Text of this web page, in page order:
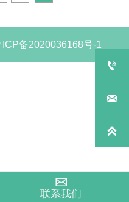
备2020036168号-1

联系我们


